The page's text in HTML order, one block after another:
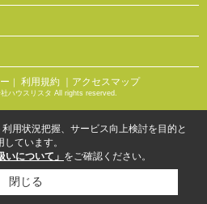
｜ 利用規約 ｜アクセスマップ
ハウスリスタ All rights reserved.
用状況把握、サービス向上検討を目的と
ています。
いについて」 をご確認ください。
閉じる